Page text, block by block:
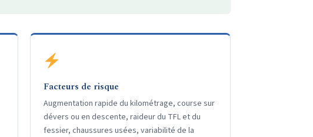
Facteurs de risque
Augmentation rapide du kilométrage, course sur
dévers ou en descente, raideur du TFL et du
fessier, chaussures usées, variabilité de la